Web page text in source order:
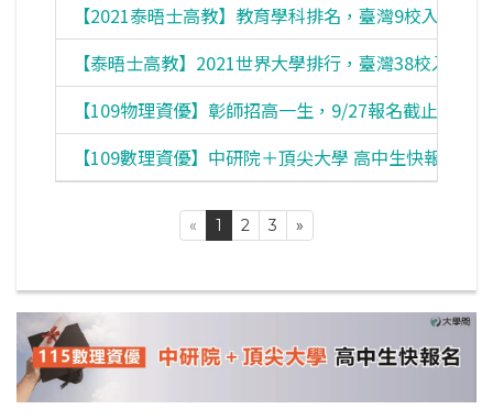
【2021泰晤士高教】教育學科排名，臺灣9校入榜
【泰晤士高教】2021世界大學排行，臺灣38校入榜
【109物理資優】彰師招高一生，9/27報名截止
【109數理資優】中研院＋頂尖大學 高中生快報名
« 1 2 3 »